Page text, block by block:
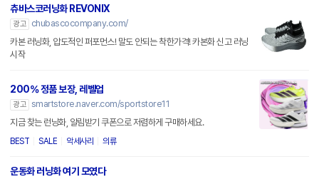
츄바스코러닝화 REVONIX
광고
chubascocompany.com/
카본 러닝화, 압도적인 퍼포먼스! 말도 안되는 착한가격! 카본화 신고 러닝
시작
200% 정품 보장, 레벨업
광고 smartstore.naver.com/sportstore11
지금 찾는 런닝화, 알림받기 쿠폰으로 저렴하게 구매하세요.
BEST SALE 악세사리 의류
운동화 러닝화 여기 모였다